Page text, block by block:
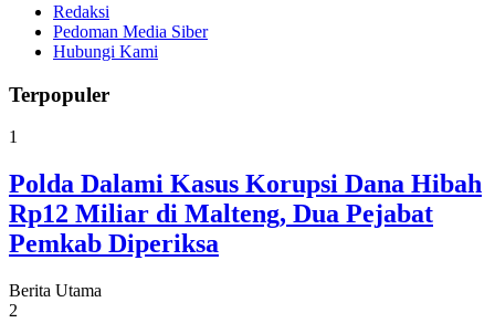
Redaksi
Pedoman Media Siber
Hubungi Kami
Terpopuler
1
Polda Dalami Kasus Korupsi Dana Hibah
Rp12 Miliar di Malteng, Dua Pejabat
Pemkab Diperiksa
Berita Utama
2